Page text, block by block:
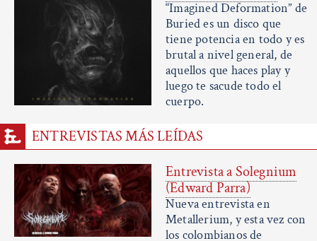
“Imagined Deformation” de
Buried es un disco que
tiene potencia en todo y es
brutal a nivel general, de
aquellos que haces play y
luego te sacude todo el
cuerpo.
ENTREVISTAS MÁS LEÍDAS
Entrevista a Solegnium
(Edward Parra)
Nueva entrevista en
Metallerium, y esta vez con
los colombianos de